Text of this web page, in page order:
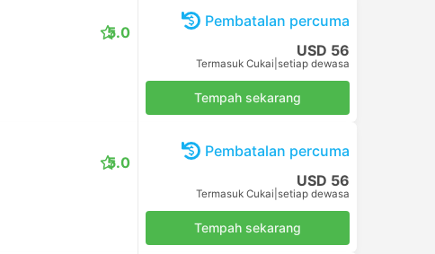
5.0
Pembatalan percuma
USD 56
Termasuk Cukai setiap dewasa
Tempah sekarang
5.0
Pembatalan percuma
USD 56
Termasuk Cukai setiap dewasa
Tempah sekarang